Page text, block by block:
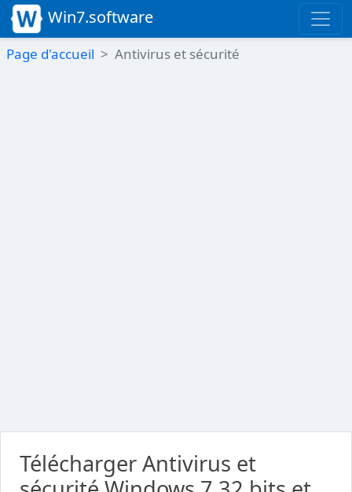
Win7.software
Page d'accueil Antivirus et sécurité
Télécharger Antivirus et